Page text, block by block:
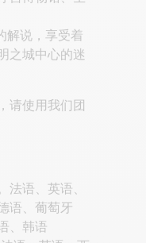
解说，享受着
之城中心的迷
请使用我们团
法语、英语、
语、葡萄牙
、韩语